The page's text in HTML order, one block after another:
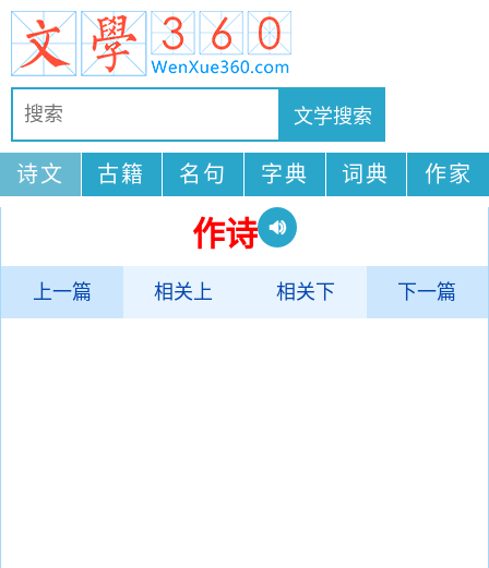
诗文 古籍 名句 字典 词典 作家
作诗
上一篇 相关上 相关下 下一篇